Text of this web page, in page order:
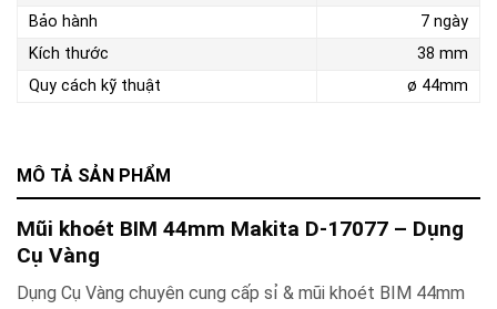
MÔ TẢ SẢN PHẨM
Mũi khoét BIM 44mm Makita D-17077 – Dụng
Cụ Vàng
Dụng Cụ Vàng chuyên cung cấp sỉ & mũi khoét BIM 44mm
Bảo hành
7 ngày
Kích thước
38 mm
Quy cách kỹ thuật
ø 44mm